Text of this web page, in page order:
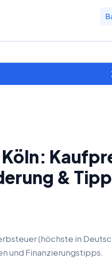
&
(höchste in
und Finanzierungstipps.